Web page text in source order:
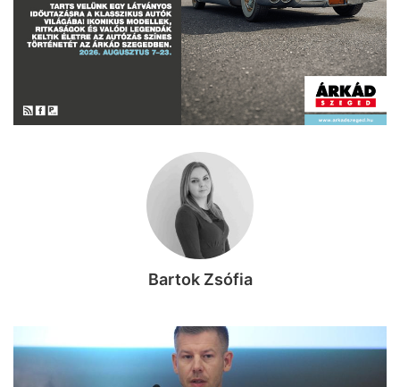
Bartok Zsófia